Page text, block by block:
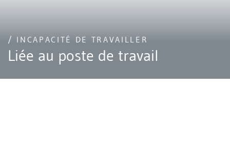
/ INCAPACITÉ DE TRAVAILLER
Liée au poste de travail